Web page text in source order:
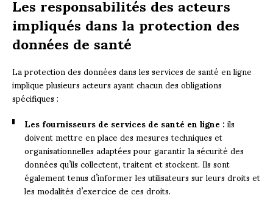
impliqués dans la protection des
données de santé
La protection des données dans les services de santé en ligne
implique plusieurs acteurs ayant chacun des obligations
spécifiques :
Les fournisseurs de services de santé en ligne :ils
doivent mettre en place des mesures techniques et
organisationnelles adaptées pour garantir la sécurité des
données qu’ils collectent, traitent et stockent. Ils sont
également tenus d’informer les utilisateurs sur leurs droits et
les modalités d’exercice de ces droits.